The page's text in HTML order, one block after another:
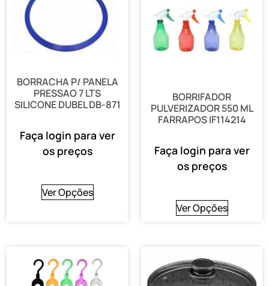
BORRACHA P/ PANELA
PRESSAO 7 LTS
SILICONE DUBEL DB-871
Faça login para ver
os preços
Ver Opções
BORRIFADOR
PULVERIZADOR 550 ML
FARRAPOS IF114214
Faça login para ver
os preços
Ver Opções